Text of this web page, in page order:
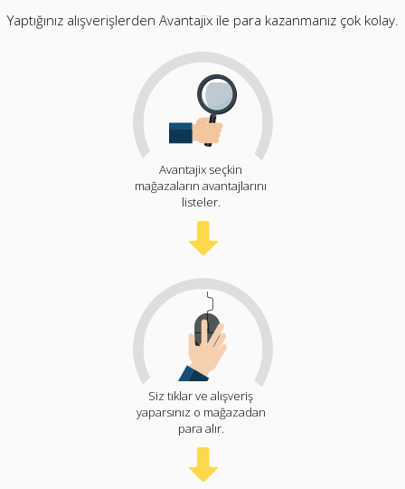
Yaptığınız alışverişlerden Avantajix ile para kazanmanız çok kolay.
Avantajix seçkin
mağazaların avantajlarını
listeler.
Siz tıklar ve alışveriş
yaparsınız o mağazadan
para alır.